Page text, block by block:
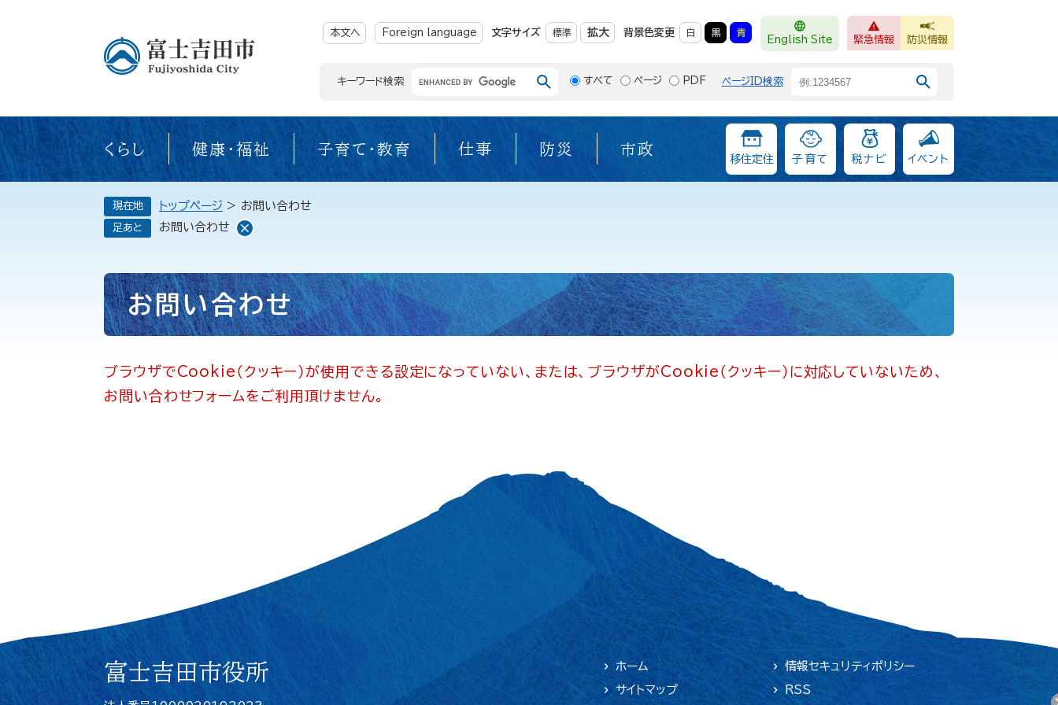
本文へ Foreign language 文字サイズ 標準 拡大 背景色変更 白 黒 青
English Site 緊急情報 防災情報
キーワード検索 すべて ページ PDF ページID検索
くらし 健康・福祉 子育て・教育 仕事 防災 市政
移住定住 子育て 税ナビ イベント
現在地 トップページ > お問い合わせ
足あと お問い合わせ
本
文
お問い合わせ
ブラウザでCookie（クッキー）が使用できる設定になっていない、または、ブラウザがCookie（クッキー）に対応していないため、
お問い合わせフォームをご利用頂けません。
富士吉田市役所 ホーム
情報セキュリティポリシー
サイトマップ
RSS